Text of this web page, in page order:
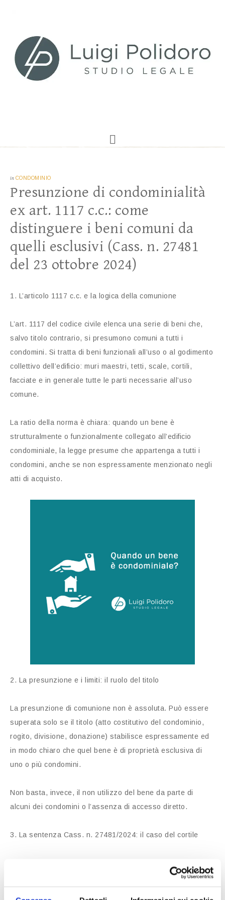
in CONDOMINIO
Presunzione di condominialità
ex art. 1117 c.c.: come
distinguere i beni comuni da
quelli esclusivi (Cass. n. 27481
del 23 ottobre 2024)
1. L’articolo 1117 c.c. e la logica della comunione
L’art. 1117 del codice civile elenca una serie di beni che,
salvo titolo contrario, si presumono comuni a tutti i
condomini. Si tratta di beni funzionali all’uso o al godimento
collettivo dell’edificio: muri maestri, tetti, scale, cortili,
facciate e in generale tutte le parti necessarie all’uso
comune.
La ratio della norma è chiara: quando un bene è
strutturalmente o funzionalmente collegato all’edificio
condominiale, la legge presume che appartenga a tutti i
condomini, anche se non espressamente menzionato negli
atti di acquisto.
2. La presunzione e i limiti: il ruolo del titolo
La presunzione di comunione non è assoluta. Può essere
superata solo se il titolo (atto costitutivo del condominio,
rogito, divisione, donazione) stabilisce espressamente ed
in modo chiaro che quel bene è di proprietà esclusiva di
uno o più condomini.
Non basta, invece, il non utilizzo del bene da parte di
alcuni dei condomini o l’assenza di accesso diretto.
3. La sentenza Cass. n. 27481/2024: il caso del cortile
cortile condominiale che alcuni condomini ritenevano di loro